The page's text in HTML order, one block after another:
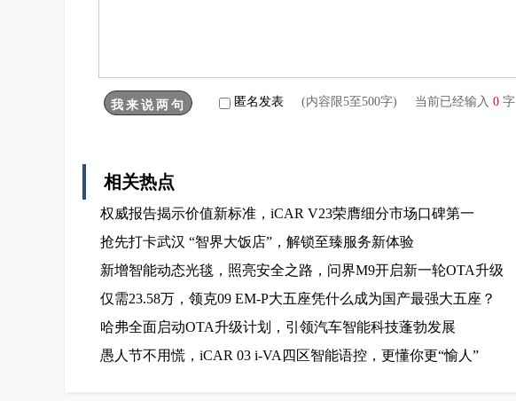
匿名发表 (内容限5至500字) 当前已经输入 0 字
相关热点
权威报告揭示价值新标准，iCAR V23荣膺细分市场口碑第一
抢先打卡武汉 “智界大饭店”，解锁至臻服务新体验
新增智能动态光毯，照亮安全之路，问界M9开启新一轮OTA升级
仅需23.58万，领克09 EM-P大五座凭什么成为国产最强大五座？
哈弗全面启动OTA升级计划，引领汽车智能科技蓬勃发展
愚人节不用慌，iCAR 03 i-VA四区智能语控，更懂你更“愉人”